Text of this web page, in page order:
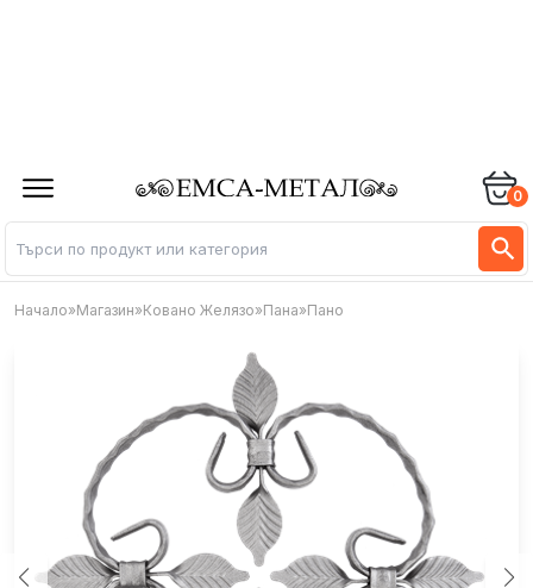
0
Начало»Магазин»Ковано Желязо»Пана»Пано